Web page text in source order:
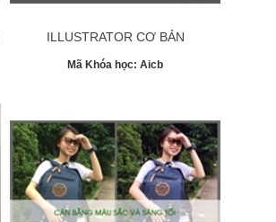
ILLUSTRATOR CƠ BẢN
Mã Khóa học: Aicb